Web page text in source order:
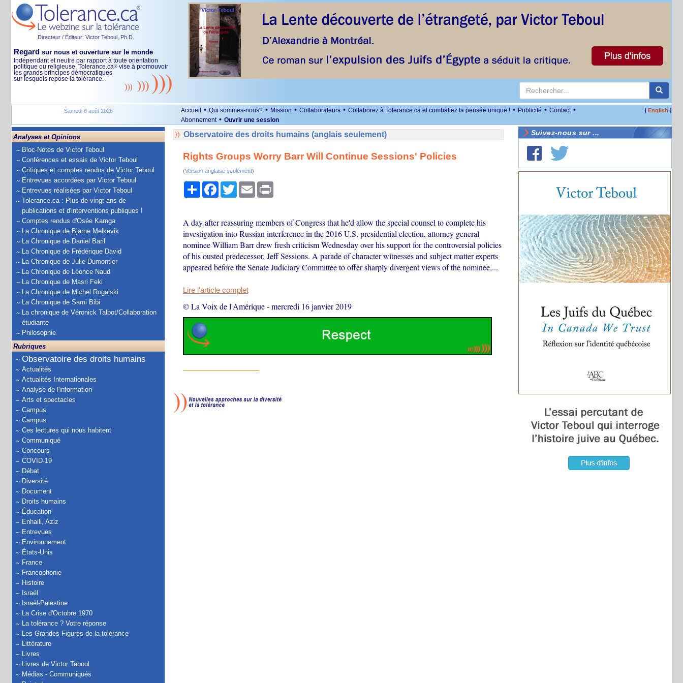
Directeur / Éditeur: Victor Teboul, Ph.D.
Regard sur nous et ouverture sur le monde
Indépendant et neutre par rapport à toute orientation
politique ou religieuse, Tolerance.ca® vise à promouvoir
les grands principes démocratiques
sur lesquels repose la tolérance.
Samedi 8 août 2026 Accueil • Qui sommes-nous? • Mission • Collaborateurs • Collaborez à Tolerance.ca et combattez la pensée unique ! • Publicité • Contact •
Abonnement • Ouvrir une session
[English ]
Analyses et Opinions
Bloc-Notes de Victor Teboul
Conférences et essais de Victor Teboul
Critiques et comptes rendus de Victor Teboul
Entrevues accordées par Victor Teboul
Entrevues réalisées par Victor Teboul
Tolerance.ca : Plus de vingt ans de
publications et d'interventions publiques !
Comptes rendus d'Osée Kamga
La Chronique de Bjarne Melkevik
La Chronique de Daniel Baril
La Chronique de Frédérique David
La Chronique de Julie Dumontier
La Chronique de Léonce Naud
La Chronique de Masri Feki
La Chronique de Michel Rogalski
La Chronique de Sami Bibi
La chronique de Véronick Talbot/Collaboration
étudiante
Philosophie
Rubriques
Observatoire des droits humains
Actualités
Actualités Internationales
Analyse de l'information
Arts et spectacles
Campus
Campus
Ces lectures qui nous habitent
Communiqué
Concours
COVID-19
Débat
Diversité
Document
Droits humains
Éducation
Enhaili, Aziz
Entrevues
Environnement
États-Unis
France
Francophonie
Histoire
Israël
Israël-Palestine
La Crise d'Octobre 1970
La tolérance ? Votre réponse
Les Grandes Figures de la tolérance
Littérature
Livres
Livres de Victor Teboul
Médias - Communiqués
Observatoire des droits humains (anglais seulement)
Rights Groups Worry Barr Will Continue Sessions' Policies
(Version anglaise seulement)
PartagerFacebook
TwitterEmail Print
A day after reassuring members of Congress that he'd allow the special counsel to complete his
investigation into Russian interference in the 2016 U.S. presidential election, attorney general
nominee William Barr drew fresh criticism Wednesday over his support for the controversial policies
of his ousted predecessor, Jeff Sessions. A parade of character witnesses and subject matter experts
appeared before the Senate Judiciary Committee to offer sharply divergent views of the nominee,...
Lire l'article complet
© La Voix de l'Amérique-mercredi 16 janvier 2019
Suivez-nous sur ...